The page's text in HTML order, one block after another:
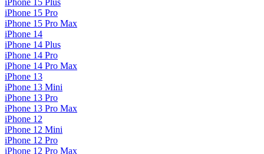
iPhone 15 Plus
iPhone 15 Pro
iPhone 15 Pro Max
iPhone 14
iPhone 14 Plus
iPhone 14 Pro
iPhone 14 Pro Max
iPhone 13
iPhone 13 Mini
iPhone 13 Pro
iPhone 13 Pro Max
iPhone 12
iPhone 12 Mini
iPhone 12 Pro
iPhone 12 Pro Max